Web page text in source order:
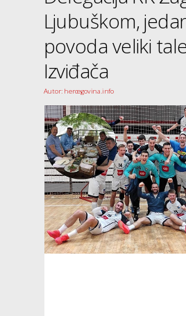
Ljubuškom,
povoda veliki
Izviđača
Autor: hercegovina.info